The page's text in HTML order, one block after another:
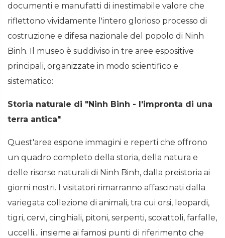
documenti e manufatti di inestimabile valore che
riflettono vividamente l'intero glorioso processo di
costruzione e difesa nazionale del popolo di Ninh
Binh. Il museo è suddiviso in tre aree espositive
principali, organizzate in modo scientifico e
sistematico:
Storia naturale di "Ninh Binh - l'impronta di una
terra antica"
Quest'area espone immagini e reperti che offrono
un quadro completo della storia, della natura e
delle risorse naturali di Ninh Binh, dalla preistoria ai
giorni nostri. I visitatori rimarranno affascinati dalla
variegata collezione di animali, tra cui orsi, leopardi,
tigri, cervi, cinghiali, pitoni, serpenti, scoiattoli, farfalle,
uccelli... insieme ai famosi punti di riferimento che